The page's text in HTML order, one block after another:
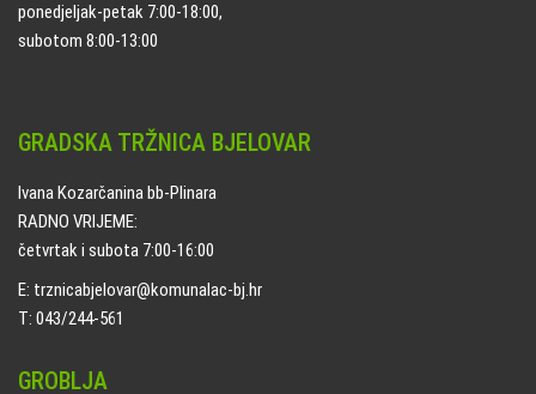
ponedjeljak-petak 7:00-18:00,
subotom 8:00-13:00
GRADSKA TRŽNICA BJELOVAR
Ivana Kozarčanina bb-Plinara
RADNO VRIJEME:
četvrtak i subota 7:00-16:00
E: trznicabjelovar@komunalac-bj.hr
T: 043/244-561
GROBLJA